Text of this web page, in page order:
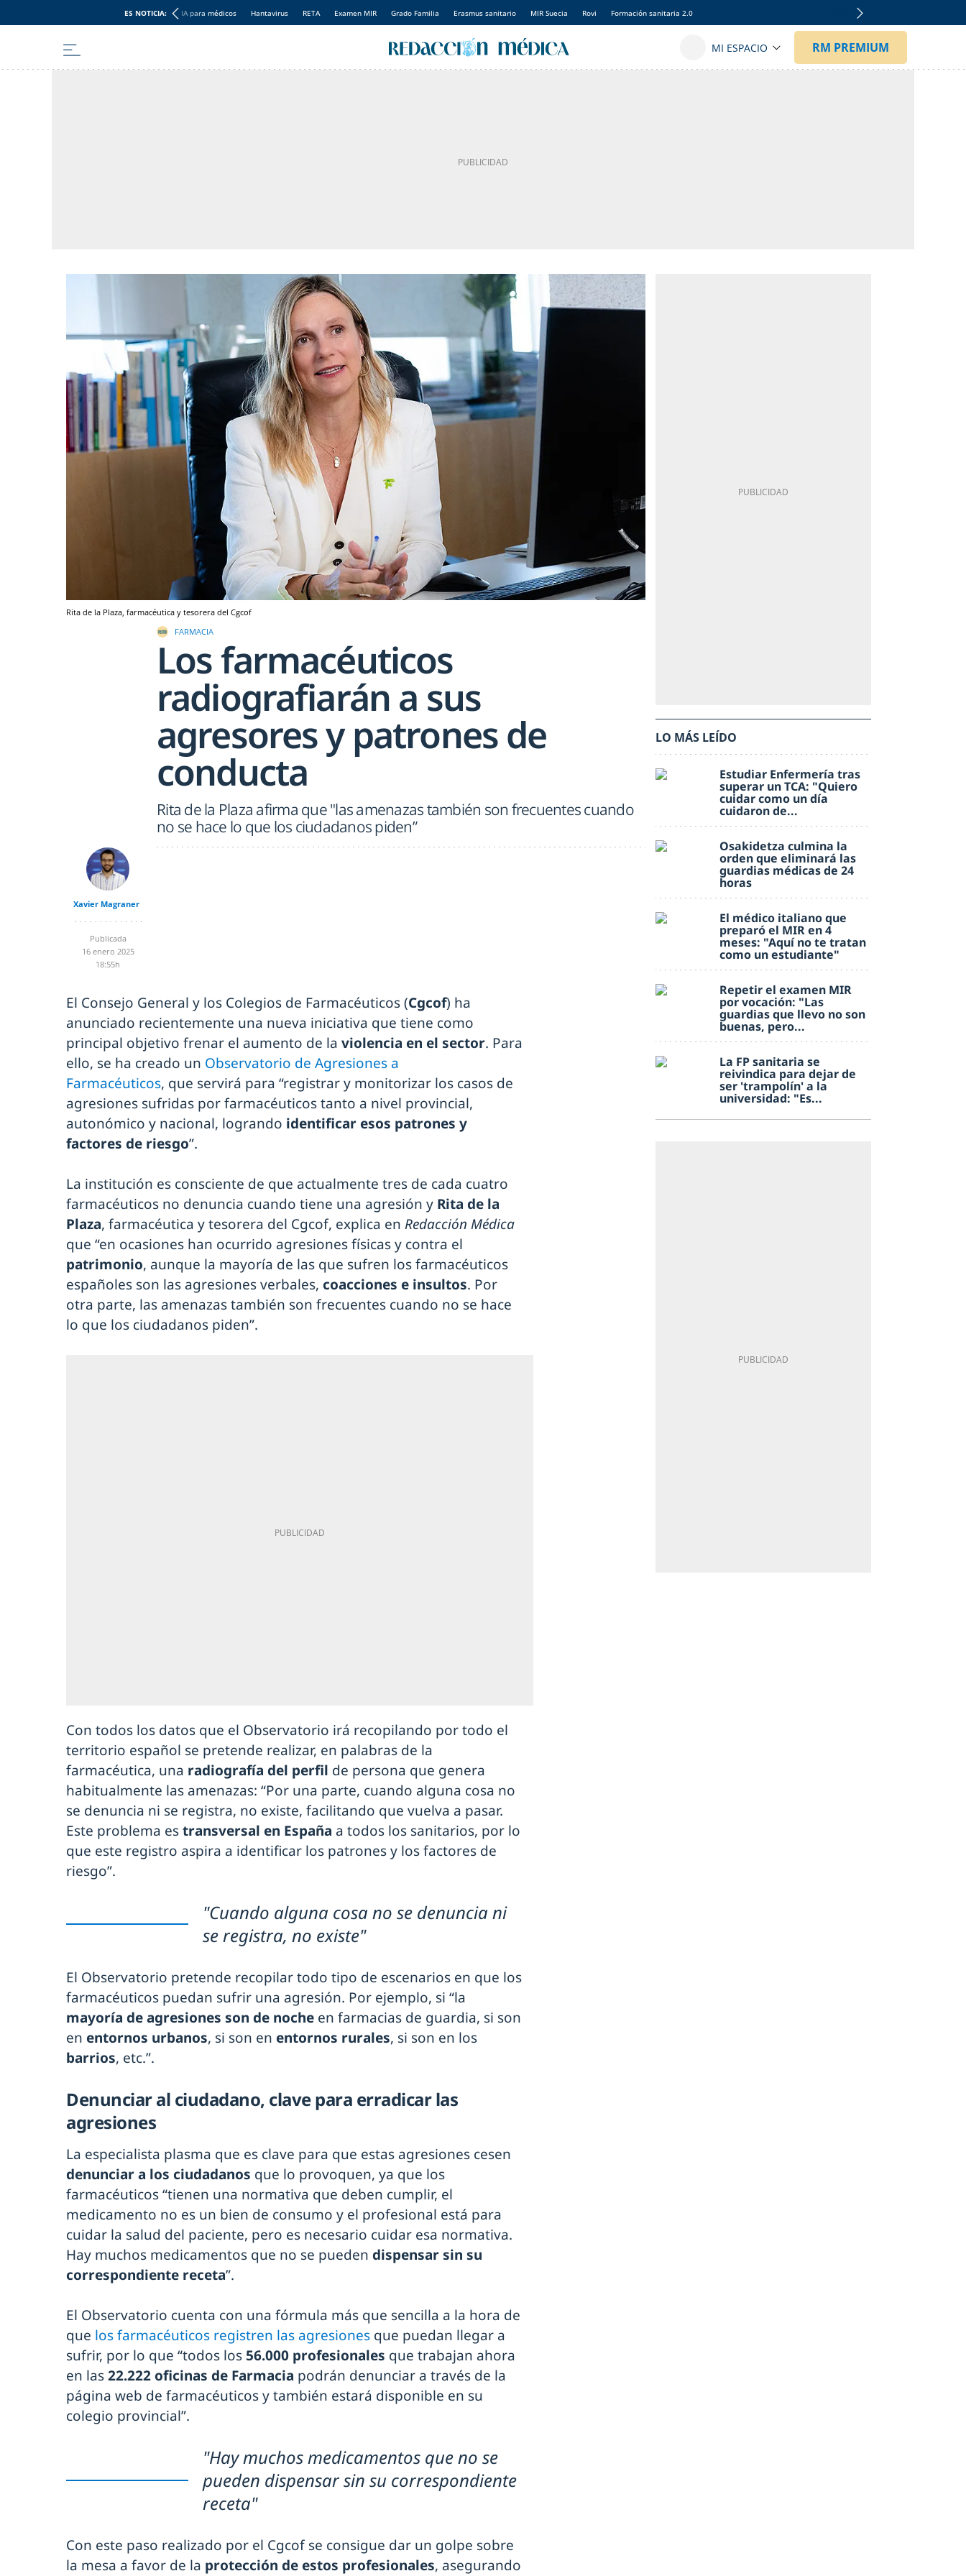
ES NOTICIA: IA para médicos Hantavirus RETA Examen MIR Grado Familia Erasmus sanitario MIR Suecia Rovi Formación sanitaria 2.0
Rita de la Plaza, farmacéutica y tesorera del Cgcof
FARMACIA
Los farmacéuticos
radiografiarán a sus
agresores y patrones de
conducta
Rita de la Plaza afirma que "las amenazas también son frecuentes cuando
no se hace lo que los ciudadanos piden”
Xavier Magraner
Publicada
16 enero 2025
18:55h
El Consejo General y los Colegios de Farmacéuticos (Cgcof) ha
anunciado recientemente una nueva iniciativa que tiene como
principal objetivo frenar el aumento de la violencia en el sector. Para
ello, se ha creado un Observatorio de Agresiones a
Farmacéuticos, que servirá para “registrar y monitorizar los casos de
agresiones sufridas por farmacéuticos tanto a nivel provincial,
autonómico y nacional, logrando identificar esos patrones y
factores de riesgo”.
La institución es consciente de que actualmente tres de cada cuatro
farmacéuticos no denuncia cuando tiene una agresión y Rita de la
Plaza, farmacéutica y tesorera del Cgcof, explica en Redacción Médica
que “en ocasiones han ocurrido agresiones físicas y contra el
patrimonio, aunque la mayoría de las que sufren los farmacéuticos
españoles son las agresiones verbales, coacciones e insultos. Por
otra parte, las amenazas también son frecuentes cuando no se hace
lo que los ciudadanos piden”.
Con todos los datos que el Observatorio irá recopilando por todo el
territorio español se pretende realizar, en palabras de la
farmacéutica, una radiografía del perfil de persona que genera
habitualmente las amenazas: “Por una parte, cuando alguna cosa no
se denuncia ni se registra, no existe, facilitando que vuelva a pasar.
Este problema estransversal en España a todos los sanitarios, por lo
que este registro aspira a identificar los patrones y los factores de
riesgo”.
"Cuando alguna cosa no se denuncia ni
se registra, no existe"
El Observatorio pretende recopilar todo tipo de escenarios en que los
farmacéuticos puedan sufrir una agresión. Por ejemplo, si “la
mayoría de agresiones son de noche en farmacias de guardia, si son
en entornos urbanos, si son en entornos rurales, si son en los
barrios, etc.”.
Denunciar al ciudadano, clave para erradicar las
agresiones
La especialista plasma que es clave para que estas agresiones cesen
denunciar a los ciudadanos que lo provoquen, ya que los
farmacéuticos “tienen una normativa que deben cumplir, el
medicamento no es un bien de consumo y el profesional está para
cuidar la salud del paciente, pero es necesario cuidar esa normativa.
Hay muchos medicamentos que no se pueden dispensar sin su
correspondiente receta”.
El Observatorio cuenta con una fórmula más que sencilla a la hora de
que los farmacéuticos registren las agresiones que puedan llegar a
sufrir, por lo que “todos los 56.000 profesionales que trabajan ahora
en las22.222 oficinas de Farmacia podrán denunciar a través de la
página web de farmacéuticos y también estará disponible en su
colegio provincial”.
"Hay muchos medicamentos que no se
pueden dispensar sin su correspondiente
receta"
Con este paso realizado por el Cgcof se consigue dar un golpe sobre
la mesa a favor de la protección de estos profesionales, asegurando
LO MÁS LEÍDO
Estudiar Enfermería tras
superar un TCA: "Quiero
cuidar como un día
cuidaron de...
Osakidetza culmina la
orden que eliminará las
guardias médicas de 24
horas
El médico italiano que
preparó el MIR en 4
meses: "Aquí no te tratan
como un estudiante"
Repetir el examen MIR
por vocación: "Las
guardias que llevo no son
buenas, pero...
La FP sanitaria se
reivindica para dejar de
ser 'trampolín' a la
universidad: "Es...